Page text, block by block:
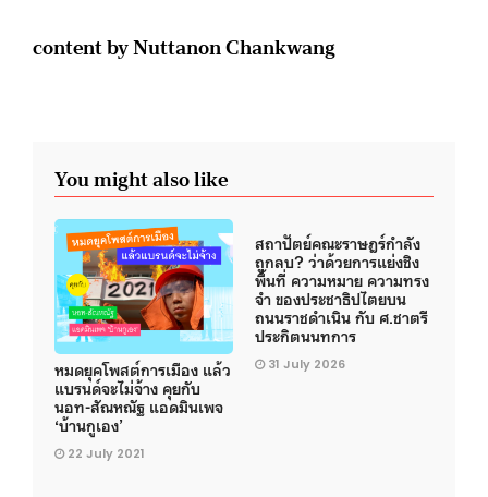
content by Nuttanon Chankwang
You might also like
หมดยุคโพสต์การเมือง แล้ว
แบรนด์จะไม่จ้าง คุยกับ
นอท-สัณหณัฐ แอดมินเพจ
‘บ้านกูเอง’
22 July 2021
สถาปัตย์คณะราษฎร์กำลัง
ถูกลบ? ว่าด้วยการแย่งชิง
พื้นที่ ความหมาย ความทรง
จำ ของประชาธิปไตยบน
ถนนราชดำเนิน กับ ศ.ชาตรี
ประกิตนนทการ
31 July 2026